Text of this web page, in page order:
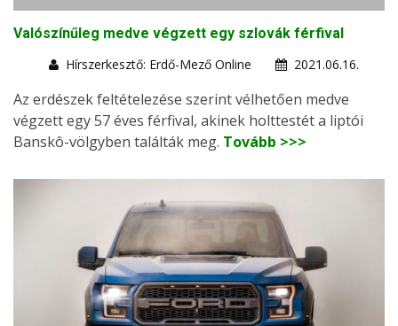
Valószínűleg medve végzett egy szlovák férfival
Hírszerkesztő: Erdő-Mező Online
2021.06.16.
Az erdészek feltételezése szerint vélhetően medve
végzett egy 57 éves férfival, akinek holttestét a liptói
Banskô-völgyben találták meg. Tovább >>>